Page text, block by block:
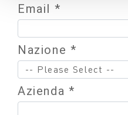
Email *
Nazione *
Azienda *